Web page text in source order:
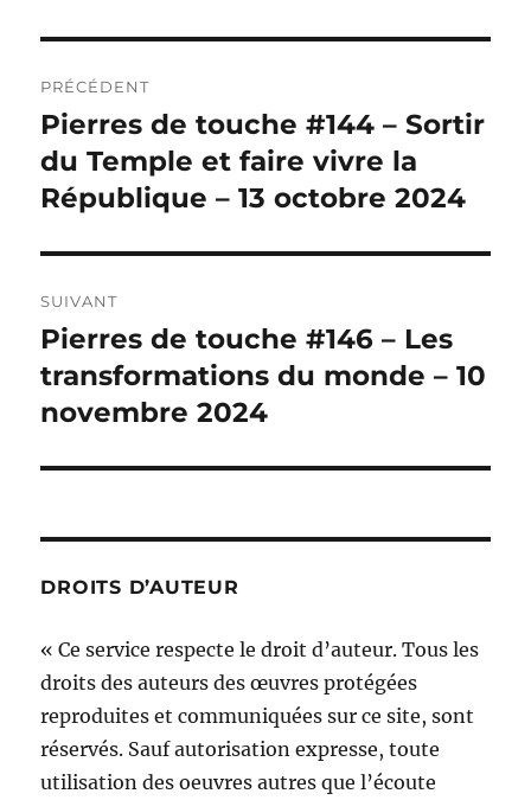
de
l’article
PRÉCÉDENT
Publication
précédente :
Pierres de touche #144 – Sortir
du Temple et faire vivre la
République – 13 octobre 2024
SUIVANT
Publication
suivante :
Pierres de touche #146 – Les
transformations du monde – 10
novembre 2024
DROITS D’AUTEUR
« Ce service respecte le droit d’auteur. Tous les
droits des auteurs des œuvres protégées
reproduites et communiquées sur ce site, sont
réservés. Sauf autorisation expresse, toute
utilisation des oeuvres autres que l’écoute